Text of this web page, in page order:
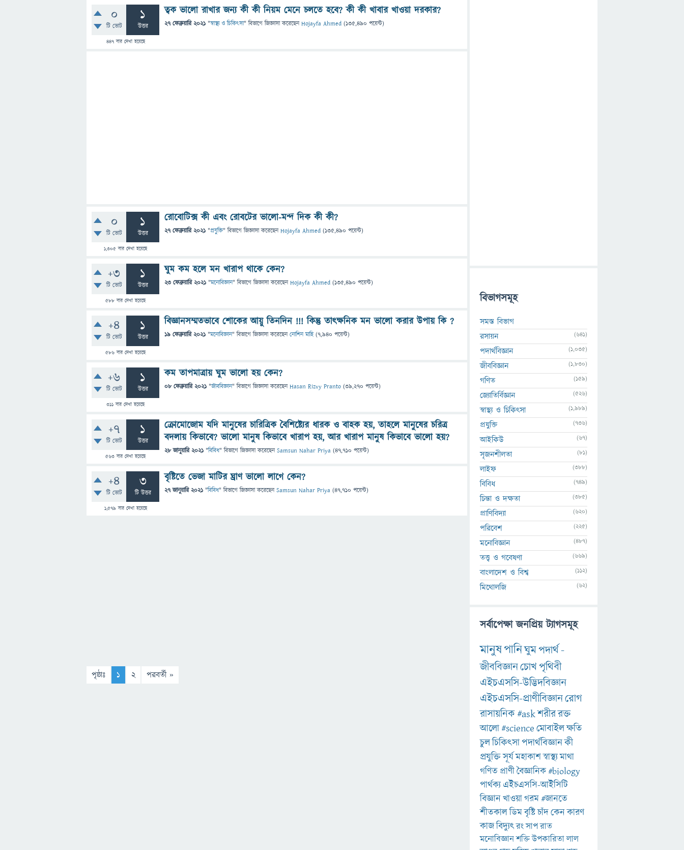
0
টি ভোট
1
উত্তর
447বার দেখা হয়েছে
ত্বক ভালো রাখার জন্য কী কী নিয়ম মেনে চলতে হবে? কী কী খাবার খাওয়া দরকার?
27 ফেব্রুয়ারি 2021 "স্বাস্থ্য ও চিকিৎসা" বিভাগে জিজ্ঞাসাকরেছেনHojayfa Ahmed (135,490 পয়েন্ট)
0
টি ভোট
1
উত্তর
1,305 বার দেখা হয়েছে
রোবোটিক্স কী এবং রোবটের ভালো-মন্দ দিক কী কী?
27 ফেব্রুয়ারি 2021 "প্রযুক্তি" বিভাগে জিজ্ঞাসাকরেছেনHojayfa Ahmed (135,490 পয়েন্ট)
+3
টি ভোট
1
উত্তর
588 বার দেখা হয়েছে
ঘুম কম হলে মন খারাপ থাকে কেন?
23 ফেব্রুয়ারি 2021 "মনোবিজ্ঞান" বিভাগে জিজ্ঞাসাকরেছেনHojayfa Ahmed (135,490 পয়েন্ট)
+4
টি ভোট
1
উত্তর
586 বার দেখা হয়েছে
বিজ্ঞানসম্মতভাবে শোকের আয়ু তিনদিন !!! কিন্তু তাৎক্ষনিক মন ভালো করার উপায় কি ?
19 ফেব্রুয়ারি 2021 "মনোবিজ্ঞান" বিভাগে জিজ্ঞাসাকরেছেননোশিন মাহি (7,940 পয়েন্ট)
+6
টি ভোট
1
উত্তর
311 বার দেখা হয়েছে
কম তাপমাত্রায় ঘুম ভালো হয় কেন?
08 ফেব্রুয়ারি 2021 "জীববিজ্ঞান" বিভাগে জিজ্ঞাসাকরেছেনHasan Rizvy Pranto (39,270 পয়েন্ট)
+7
টি ভোট
1
উত্তর
563 বার দেখা হয়েছে
ক্রোমোজোম যদি মানুষের চারিত্রিক বৈশিষ্ট্যের ধারক ও বাহক হয়, তাহলে মানুষের চরিত্র
বদলায় কিভাবে? ভালো মানুষ কিভাবে খারাপ হয়, আর খারাপ মানুষ কিভাবে ভালো হয়?
28 জানুয়ারি 2021 "বিবিধ" বিভাগে জিজ্ঞাসাকরেছেনSamsun Nahar Priya (47,710 পয়েন্ট)
+4
টি ভোট
3
টি উত্তর
1,579 বার দেখা হয়েছে
বৃষ্টিতে ভেজা মাটির ঘ্রাণ ভালো লাগে কেন?
27 জানুয়ারি 2021 "বিবিধ" বিভাগে জিজ্ঞাসাকরেছেনSamsun Nahar Priya (47,710 পয়েন্ট)
পৃষ্ঠাঃ 1 2 পরবর্তী »
বিভাগসমূহ
সমস্ত বিভাগ
রসায়ন
(641)
পদার্থবিজ্ঞান (1,035)
জীববিজ্ঞান (1,830)
গণিত (159)
জ্যোতির্বিজ্ঞান (526)
স্বাস্থ্য ও চিকিৎসা (1,989)
প্রযুক্তি (736)
আইকিউ (67)
সৃজনশীলতা (81)
লাইফ (388)
বিবিধ (749)
চিন্তা ও দক্ষতা (385)
প্রাণিবিদ্যা (620)
পরিবেশ (225)
মনোবিজ্ঞান (487)
তত্ত্ব ও গবেষণা (669)
বাংলাদেশ ও বিশ্ব (112)
মিথোলজি (62)
সর্বাপেক্ষা জনপ্রিয় ট্যাগসমূহ
মানুষপানিঘুমপদার্থ-
জীববিজ্ঞানচোখপৃথিবী
এইচএসসি-উদ্ভিদবিজ্ঞান
এইচএসসি-প্রাণীবিজ্ঞানরোগ
রাসায়নিক#askশরীররক্ত
আলো#scienceমোবাইলক্ষতি
চুলচিকিৎসাপদার্থবিজ্ঞানকী
প্রযুক্তিসূর্যমহাকাশস্বাস্থ্যমাথা
গণিত প্রাণীবৈজ্ঞানিক#biology
পার্থক্য এইচএসসি-আইসিটি
বিজ্ঞানখাওয়াগরম#জানতে
শীতকালডিমবৃষ্টিচাঁদকেনকারণ
কাজবিদ্যুৎরংসাপরাত
মনোবিজ্ঞানশক্তিউপকারিতালাল